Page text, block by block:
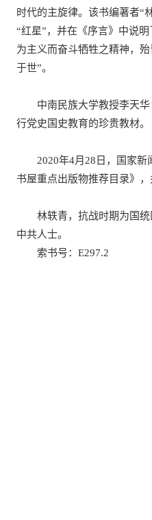
时代的主旋律。该书编著者“
“红星”，并在《序言》中说
为主义而奋斗牺牲之精神，
于世”。
中南民族大学教授李天
行党史国史教育的珍贵教材。
2020年4月28日，国家
书屋重点出版物推荐目录》
林轶青，抗战时期为国
中共人士。
索书号：E297.2